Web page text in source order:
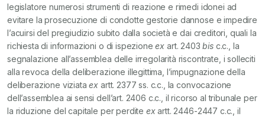
legislatore numerosi strumenti di reazione e rimedi idonei ad
evitare la prosecuzione di condotte gestorie dannose e impedire
l’acuirsi del pregiudizio subito dalla società e dai creditori, quali la
richiesta di informazioni o di ispezioneex art. 2403bis c.c., la
segnalazione all’assemblea delle irregolarità riscontrate, i solleciti
alla revoca della deliberazione illegittima, l’impugnazione della
deliberazione viziataexartt. 2377 ss. c.c., la convocazione
dell’assemblea ai sensi dell’art. 2406 c.c., il ricorso al tribunale per
la riduzione del capitale per perdite exartt. 2446-2447 c.c., il